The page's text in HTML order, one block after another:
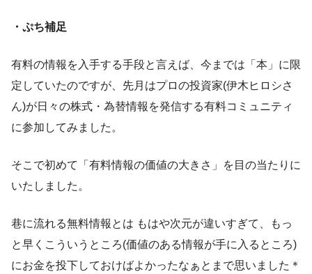
・ぷち補足
有料の情報を入手する手段と言えば、今までは「本」に限
定していたのですが、先月はプロの投資家(伊木ヒロシさ
ん)が日々の株式・為替情報を発信する有料コミュニティ
に参加してみました。
そこで初めて「有料情報の価値の大きさ」を目の当たりに
いたしました。
巷に流れる無料情報とは もはや次元が違いすぎて、もっ
と早くこういうところ(価値のある情報が手に入るところ)
にお金を投下しておけばよかったなぁとまで思いました＊